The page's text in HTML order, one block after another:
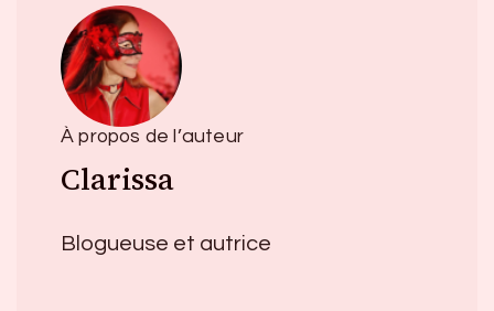
À propos de l’auteur
Clarissa
Blogueuse et autrice